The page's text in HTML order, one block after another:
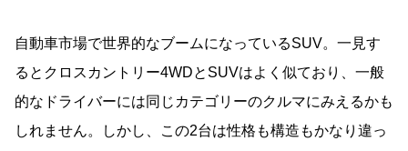
自動車市場で世界的なブームになっているSUV。一見す
るとクロスカントリー4WDとSUVはよく似ており、一般
的なドライバーには同じカテゴリーのクルマにみえるかも
しれません。しかし、この2台は性格も構造もかなり違っ